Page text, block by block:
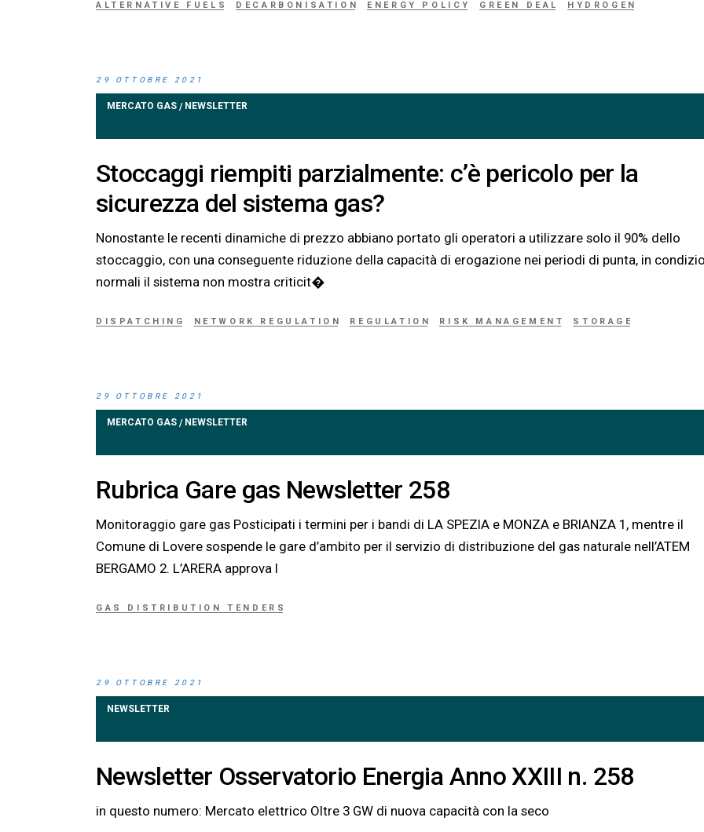
ALTERNATIVE FUELS DECARBONISATION ENERGY POLICY GREEN DEAL HYDROGEN
29 OTTOBRE 2021
MERCATO GAS / NEWSLETTER
Stoccaggi riempiti parzialmente: c’è pericolo per la
sicurezza del sistema gas?
Nonostante le recenti dinamiche di prezzo abbiano portato gli operatori a utilizzare solo il 90% dello
stoccaggio, con una conseguente riduzione della capacità di erogazione nei periodi di punta, in
normali il sistema non mostra criticit�
DISPATCHING NETWORK REGULATION REGULATION RISK MANAGEMENT STORAGE
29 OTTOBRE 2021
MERCATO GAS / NEWSLETTER
Rubrica Gare gas Newsletter 258
Monitoraggio gare gas Posticipati i termini per i bandi di LA SPEZIA e MONZA e BRIANZA 1, mentre il
Comune di Lovere sospende le gare d’ambito per il servizio di distribuzione del gas naturale nell’ATEM
BERGAMO 2. L’ARERA approva l
GAS DISTRIBUTION TENDERS
29 OTTOBRE 2021
NEWSLETTER
Newsletter Osservatorio Energia Anno XXIII n. 258
in questo numero: Mercato elettrico Oltre 3 GW di nuova capacità con la seco